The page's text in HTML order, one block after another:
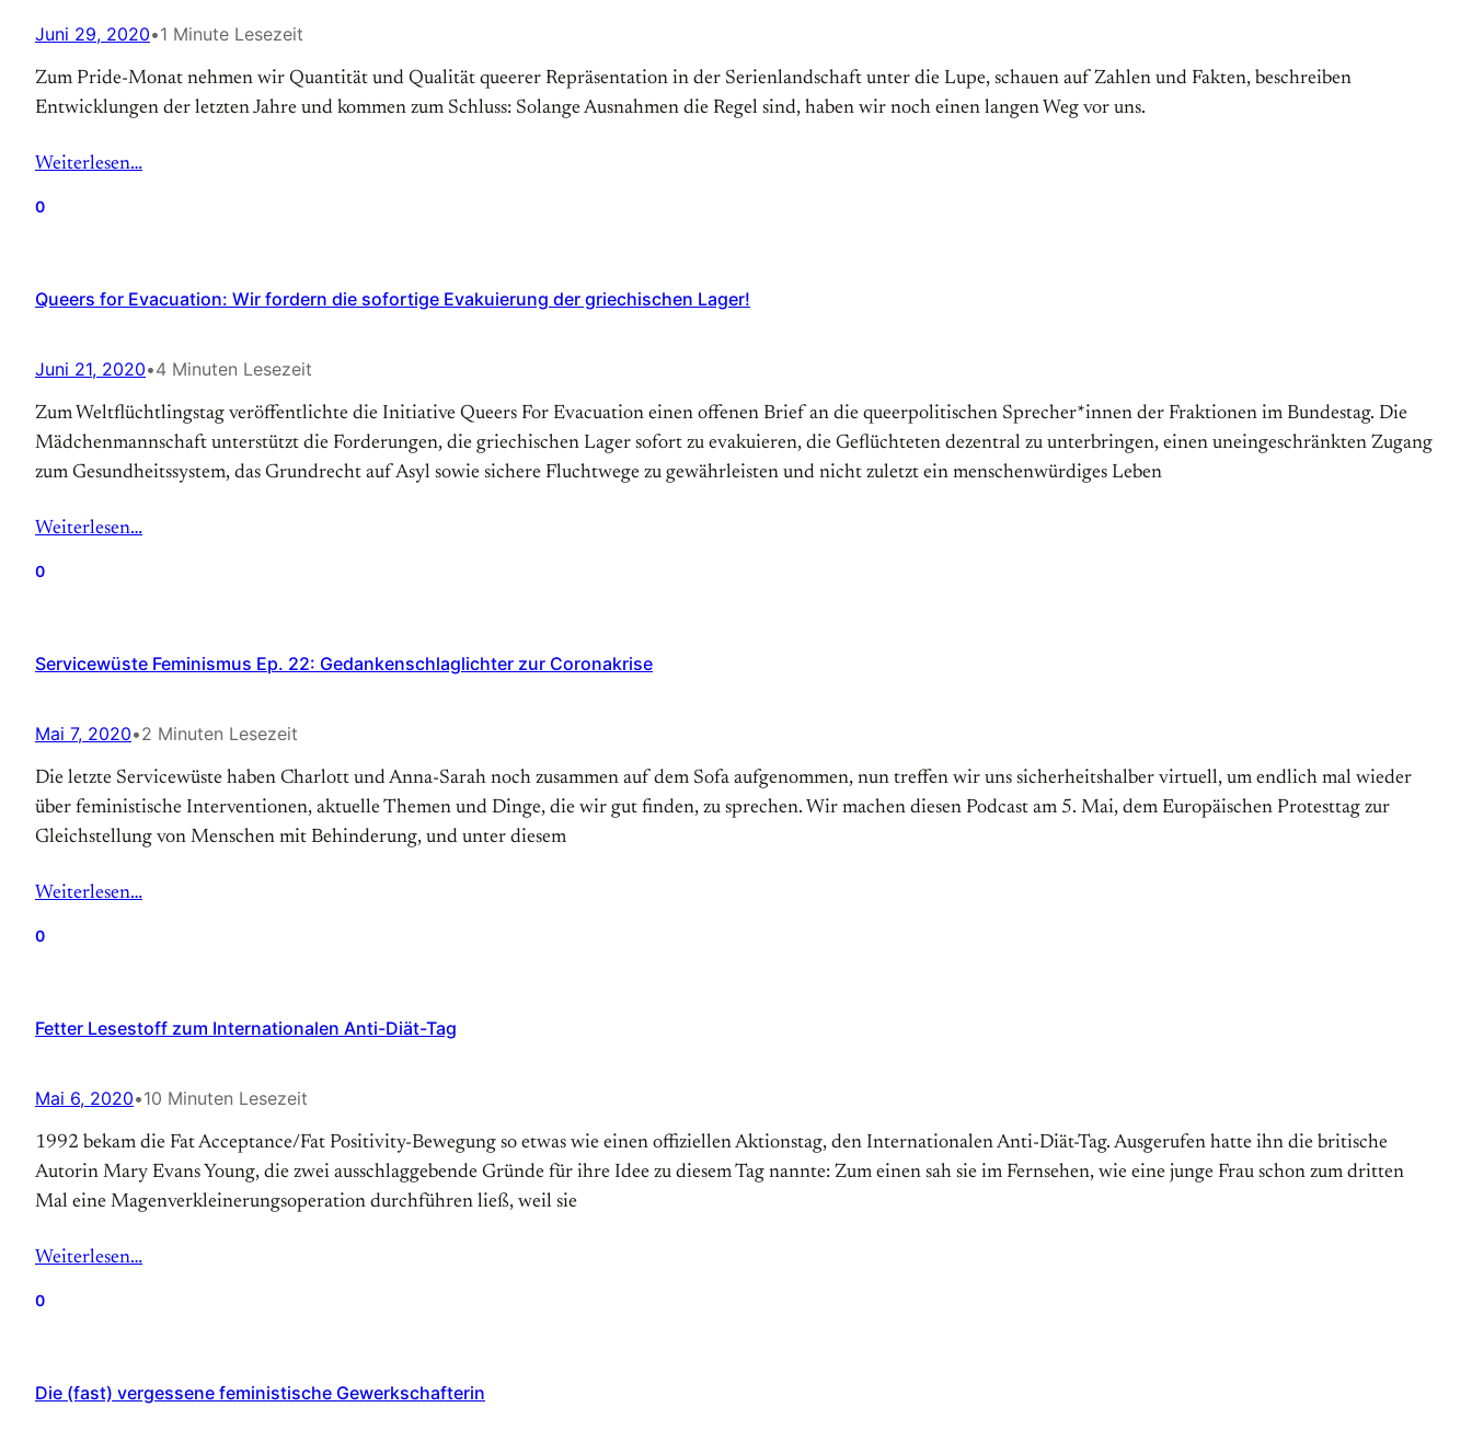
Juni 29, 2020•1 Minute Lesezeit
Zum Pride-Monat nehmen wir Quantität und Qualität queerer Repräsentation in der Serienlandschaft unter die Lupe, schauen auf Zahlen und Fakten, beschreiben
Entwicklungen der letzten Jahre und kommen zum Schluss: Solange Ausnahmen die Regel sind, haben wir noch einen langen Weg vor uns.
Weiterlesen…
0
Queers for Evacuation: Wir fordern die sofortige Evakuierung der griechischen Lager!
Juni 21, 2020•4 Minuten Lesezeit
Zum Weltflüchtlingstag veröffentlichte die Initiative Queers For Evacuation einen offenen Brief an die queerpolitischen Sprecher*innen der Fraktionen im Bundestag. Die
Mädchenmannschaft unterstützt die Forderungen, die griechischen Lager sofort zu evakuieren, die Geflüchteten dezentral zu unterbringen, einen uneingeschränkten Zugang
zum Gesundheitssystem, das Grundrecht auf Asyl sowie sichere Fluchtwege zu gewährleisten und nicht zuletzt ein menschenwürdiges Leben
Weiterlesen…
0
Servicewüste Feminismus Ep. 22: Gedankenschlaglichter zur Coronakrise
Mai 7, 2020•2 Minuten Lesezeit
Die letzte Servicewüste haben Charlott und Anna-Sarah noch zusammen auf dem Sofa aufgenommen, nun treffen wir uns sicherheitshalber virtuell, um endlich mal wieder
über feministische Interventionen, aktuelle Themen und Dinge, die wir gut finden, zu sprechen. Wir machen diesen Podcast am 5. Mai, dem Europäischen Protesttag zur
Gleichstellung von Menschen mit Behinderung, und unter diesem
Weiterlesen…
0
Fetter Lesestoff zum Internationalen Anti-Diät-Tag
Mai 6, 2020•10 Minuten Lesezeit
1992 bekam die Fat Acceptance/Fat Positivity-Bewegung so etwas wie einen offiziellen Aktions­tag, den Internationalen Anti-Diät-Tag. Aus­gerufen hatte ihn die britische
Autorin Mary Evans Young, die zwei ausschlaggebende Gründe für ihre Idee zu diesem Tag nannte: Zum einen sah sie im Fernsehen, wie eine junge Frau schon zum dritten
Mal eine Magen­verkleinerungs­operation durchführen ließ, weil sie
Weiterlesen…
0
Die (fast) vergessene feministische Gewerkschafterin